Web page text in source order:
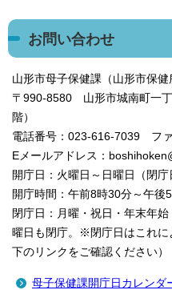
お問い合わせ
山形市母子保健課（山形市保
〒990-8580 山形市城南町一
階）
電話番号：023-616-7039 フ
Eメールアドレス：
開庁日：火曜日～日曜日（閉庁
開庁時間：午前8時30分～午後
閉庁日：月曜・祝日・年末年
曜日も閉庁。※閉庁日はこれに
下のリンクをご確認ください）
母子保健課開庁日カレンダ